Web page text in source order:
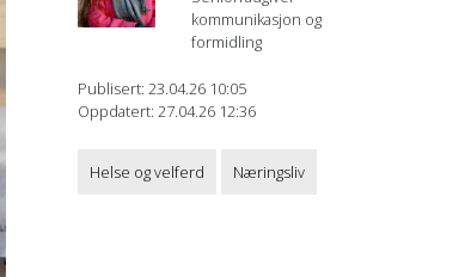
kommunikasjon og
formidling
Publisert: 23.04.26 10:05
Oppdatert: 27.04.26 12:36
Helse og velferd Næringsliv